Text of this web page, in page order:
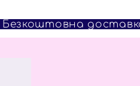
Безкоштовна